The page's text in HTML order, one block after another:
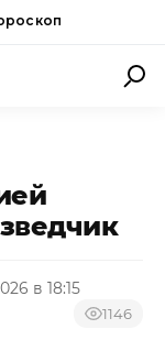
в 18:15
1146